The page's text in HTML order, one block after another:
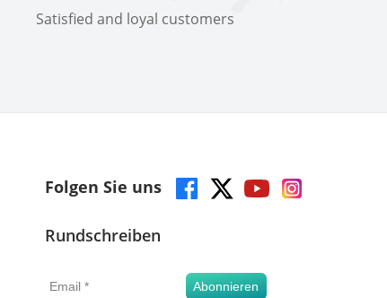
Satisfied and loyal customers
Folgen Sie uns
Rundschreiben